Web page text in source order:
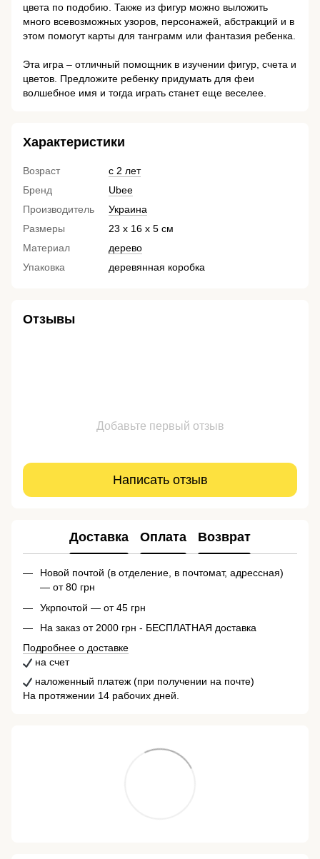
цвета по подобию. Также из фигур можно выложить
много всевозможных узоров, персонажей, абстракций и в
этом помогут карты для танграмм или фантазия ребенка.
Эта игра – отличный помощник в изучении фигур, счета и
цветов. Предложите ребенку придумать для феи
волшебное имя и тогда играть станет еще веселее.
Характеристики
Возраст
с 2 лет
Бренд
Ubee
Производитель
Украина
Размеры
23 х 16 х 5 см
Материал
дерево
Упаковка
деревянная коробка
Отзывы
Добавьте первый отзыв
Написать отзыв
Доставка Оплата Возврат
Новой почтой (в отделение, в почтомат, адрессная)
— от 80 грн
Укрпочтой — от 45 грн
На заказ от 2000 грн - БЕСПЛАТНАЯ доставка
Подробнее о доставке
на счет
наложенный платеж (при получении на почте)
На протяжении 14 рабочих дней.